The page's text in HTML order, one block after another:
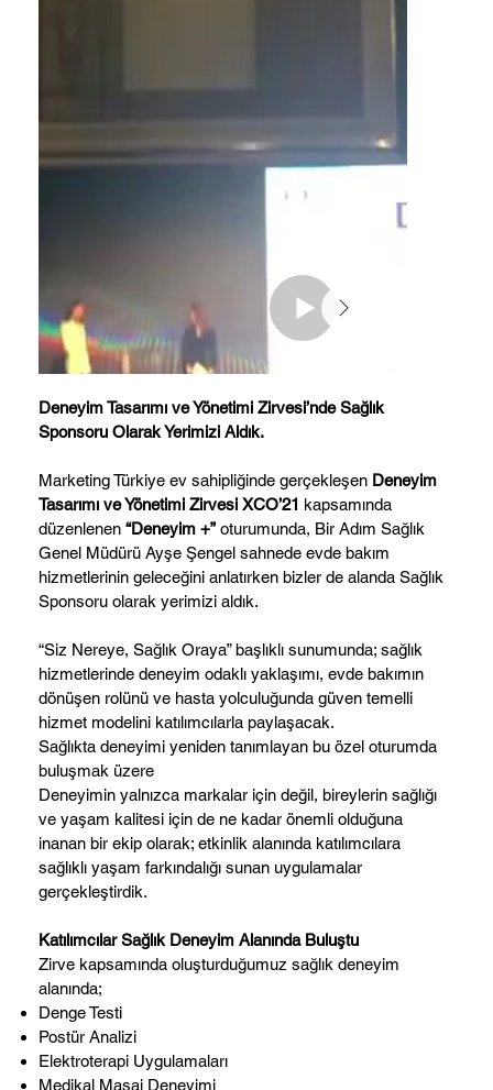
Deneyim Tasarımı ve Yönetimi Zirvesi’nde Sağlık
Sponsoru Olarak Yerimizi Aldık.
Marketing Türkiye ev sahipliğinde gerçekleşen Deneyim
Tasarımı ve Yönetimi Zirvesi XCO’21 kapsamında
düzenlenen“Deneyim +” oturumunda, Bir Adım Sağlık
Genel Müdürü Ayşe Şengel sahnede evde bakım
hizmetlerinin geleceğini anlatırken bizler de alanda Sağlık
Sponsoru olarak yerimizi aldık.
“Siz Nereye, Sağlık Oraya” başlıklı sunumunda; sağlık
hizmetlerinde deneyim odaklı yaklaşımı, evde bakımın
dönüşen rolünü ve hasta yolculuğunda güven temelli
hizmet modelini katılımcılarla paylaşacak.
Sağlıkta deneyimi yeniden tanımlayan bu özel oturumda
buluşmak üzere
Deneyimin yalnızca markalar için değil, bireylerin sağlığı
ve yaşam kalitesi için de ne kadar önemli olduğuna
inanan bir ekip olarak; etkinlik alanında katılımcılara
sağlıklı yaşam farkındalığı sunan uygulamalar
gerçekleştirdik.
Katılımcılar Sağlık Deneyim Alanında Buluştu
Zirve kapsamında oluşturduğumuz sağlık deneyim
alanında;
Denge Testi
Postür Analizi
Elektroterapi Uygulamaları
Medikal Masaj Deneyimi